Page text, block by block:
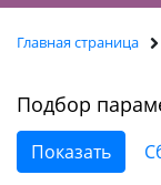
Главная страница
Подбор